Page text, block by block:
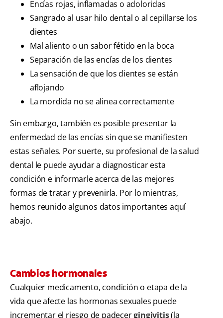
Encías rojas, inflamadas o adoloridas
Sangrado al usar hilo dental o al cepillarse los
dientes
Mal aliento o un sabor fétido en la boca
Separación de las encías de los dientes
La sensación de que los dientes se están
aflojando
La mordida no se alinea correctamente
Sin embargo, también es posible presentar la
enfermedad de las encías sin que se manifiesten
estas señales. Por suerte, su profesional de la salud
dental le puede ayudar a diagnosticar esta
condición e informarle acerca de las mejores
formas de tratar y prevenirla. Por lo mientras,
hemos reunido algunos datos importantes aquí
abajo.
Cambios hormonales
Cualquier medicamento, condición o etapa de la
vida que afecte las hormonas sexuales puede
incrementar el riesgo de padecergingivitis(la